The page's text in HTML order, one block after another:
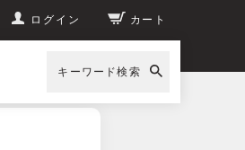
ログイン カート
キーワード検索